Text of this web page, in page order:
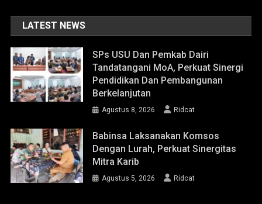
LATEST NEWS
SPs USU Dan Pemkab Dairi
Tandatangani MoA, Perkuat Sinergi
Pendidikan Dan Pembangunan
Berkelanjutan
Agustus 8, 2026 Ridcat
Babinsa Laksanakan Komsos
Dengan Lurah, Perkuat Sinergitas
Mitra Karib
Agustus 5, 2026 Ridcat